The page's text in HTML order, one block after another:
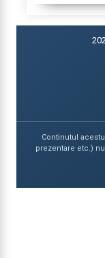
Continutul
prezentare etc.)